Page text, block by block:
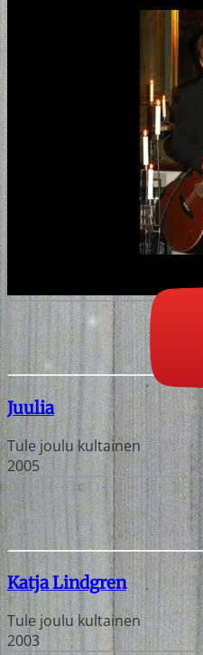
Juulia
Tule joulu kultainen
2005
Katja Lindgren
Tule joulu kultainen
2003